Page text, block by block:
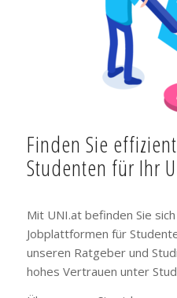
Finden Sie
Studenten für Ihr
Mit UNI.at befinden Sie
Jobplattformen für
unseren Ratgeber und
hohes Vertrauen unter